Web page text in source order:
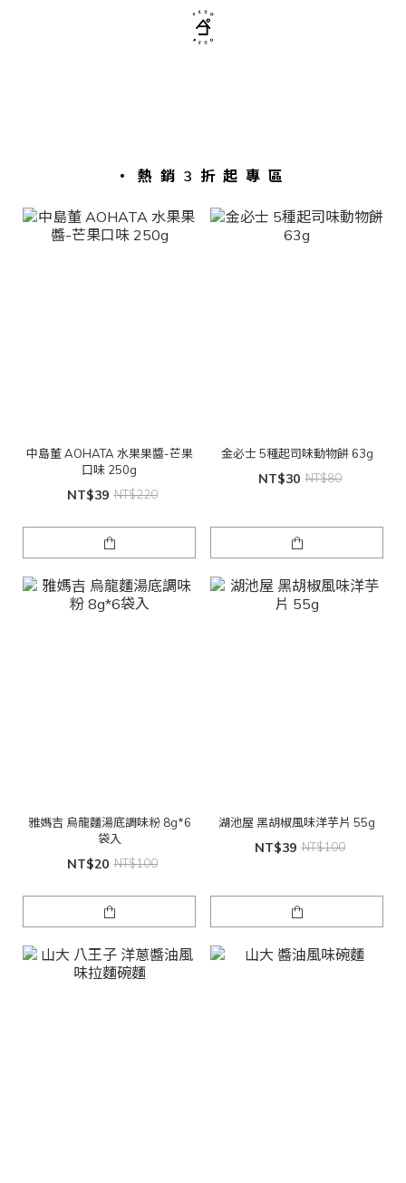
・熱銷3折起專區
中島董 AOHATA 水果果醬-芒果
口味 250g
NT$39 NT$220
金必士 5種起司味動物餅 63g
NT$30 NT$80
雅媽吉 烏龍麵湯底調味粉 8g*6
袋入
NT$20 NT$100
湖池屋 黑胡椒風味洋芋片 55g
NT$39 NT$100